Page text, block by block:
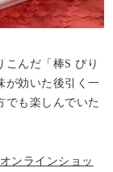
こんだ「棒S ぴり
が効いた後引く一
でも楽しんでいた
ンラインショッ